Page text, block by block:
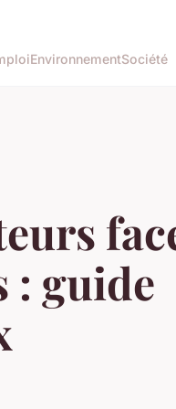
EnvironnementSociété
: guide